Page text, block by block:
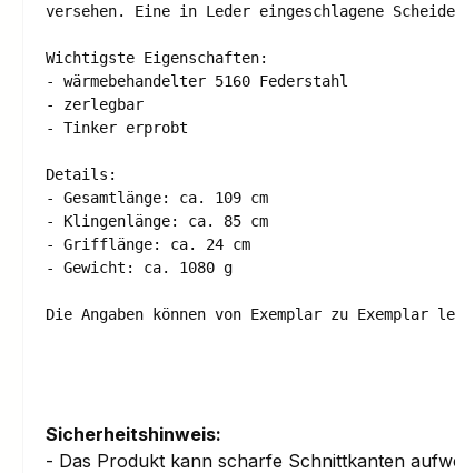
versehen. Eine in Leder eingeschlagene
Wichtigste Eigenschaften:
- wärmebehandelter 5160 Federstahl
- zerlegbar
- Tinker erprobt
Details:
- Gesamtlänge: ca. 109 cm
- Klingenlänge: ca. 85 cm
- Grifflänge: ca. 24 cm
- Gewicht: ca. 1080 g
Die Angaben können von Exemplar zu
Sicherheitshinweis:
- Das Produkt kann scharfe Schnittkanten